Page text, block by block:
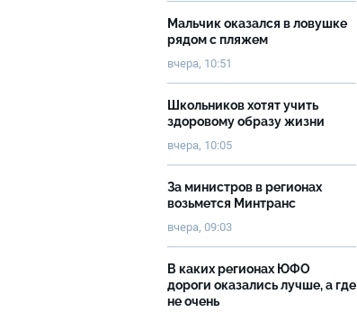
Мальчик оказался в ловушке
рядом с пляжем
вчера, 10:51
Школьников хотят учить
здоровому образу жизни
вчера, 10:05
За министров в регионах
возьмется Минтранс
вчера, 09:03
В каких регионах ЮФО
дороги оказались лучше, а где
не очень